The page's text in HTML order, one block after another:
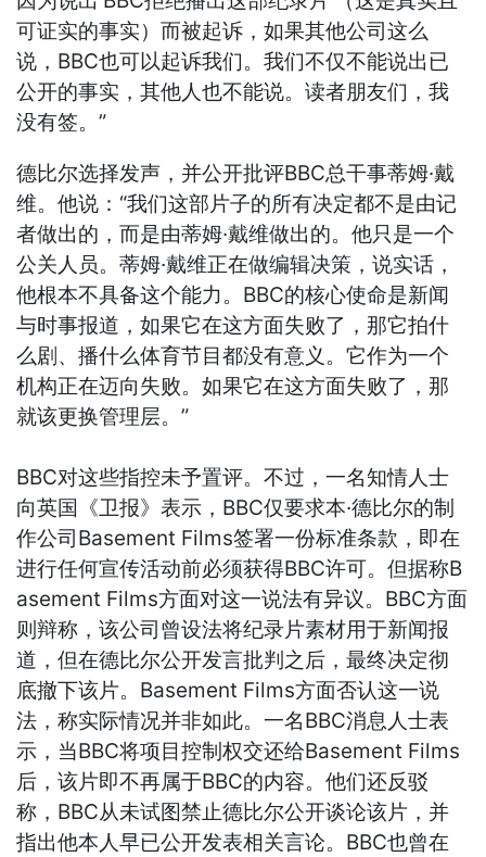
可证实的事实）而被起诉，如果其他公司这么
说，BBC也可以起诉我们。我们不仅不能说出已
公开的事实，其他人也不能说。读者朋友们，我
没有签。”
德比尔选择发声，并公开批评BBC总干事蒂姆·戴
维。他说：“我们这部片子的所有决定都不是由记
者做出的，而是由蒂姆·戴维做出的。他只是一个
公关人员。蒂姆·戴维正在做编辑决策，说实话，
他根本不具备这个能力。BBC的核心使命是新闻
与时事报道，如果它在这方面失败了，那它拍什
么剧、播什么体育节目都没有意义。它作为一个
机构正在迈向失败。如果它在这方面失败了，那
就该更换管理层。”
BBC对这些指控未予置评。不过，一名知情人士
向英国《卫报》表示，BBC仅要求本·德比尔的制
作公司Basement Films签署一份标准条款，即在
进行任何宣传活动前必须获得BBC许可。但据称B
asement Films方面对这一说法有异议。BBC方面
则辩称，该公司曾设法将纪录片素材用于新闻报
道，但在德比尔公开发言批判之后，最终决定彻
底撤下该片。Basement Films方面否认这一说
法，称实际情况并非如此。一名BBC消息人士表
示，当BBC将项目控制权交还给Basement Films
后，该片即不再属于BBC的内容。他们还反驳
称，BBC从未试图禁止德比尔公开谈论该片，并
指出他本人早已公开发表相关言论。BBC也曾在